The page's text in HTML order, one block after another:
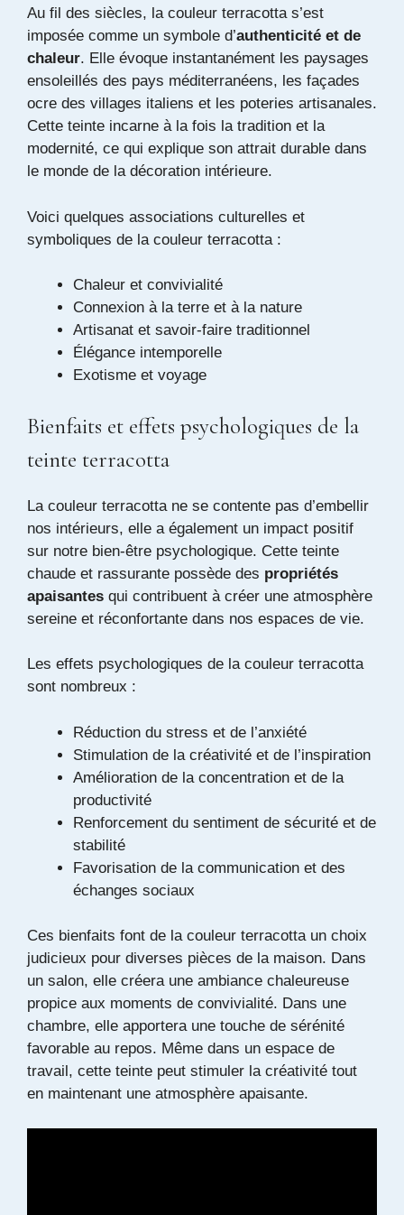
Au fil des siècles, la couleur terracotta s’est
imposée comme un symbole d’authenticité et de
chaleur. Elle évoque instantanément les paysages
ensoleillés des pays méditerranéens, les façades
ocre des villages italiens et les poteries artisanales.
Cette teinte incarne à la fois la tradition et la
modernité, ce qui explique son attrait durable dans
le monde de la décoration intérieure.
Voici quelques associations culturelles et
symboliques de la couleur terracotta :
Chaleur et convivialité
Connexion à la terre et à la nature
Artisanat et savoir-faire traditionnel
Élégance intemporelle
Exotisme et voyage
Bienfaits et effets psychologiques de la
teinte terracotta
La couleur terracotta ne se contente pas d’embellir
nos intérieurs, elle a également un impact positif
sur notre bien-être psychologique. Cette teinte
chaude et rassurante possède des propriétés
apaisantes qui contribuent à créer une atmosphère
sereine et réconfortante dans nos espaces de vie.
Les effets psychologiques de la couleur terracotta
sont nombreux :
Réduction du stress et de l’anxiété
Stimulation de la créativité et de l’inspiration
Amélioration de la concentration et de la
productivité
Renforcement du sentiment de sécurité et de
stabilité
Favorisation de la communication et des
échanges sociaux
Ces bienfaits font de la couleur terracotta un choix
judicieux pour diverses pièces de la maison. Dans
un salon, elle créera une ambiance chaleureuse
propice aux moments de convivialité. Dans une
chambre, elle apportera une touche de sérénité
favorable au repos. Même dans un espace de
travail, cette teinte peut stimuler la créativité tout
en maintenant une atmosphère apaisante.